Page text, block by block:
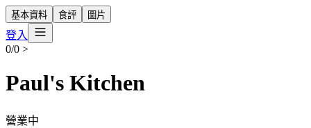
基本資料 食評 圖片
登入
0/0 >
Paul's Kitchen
營業中